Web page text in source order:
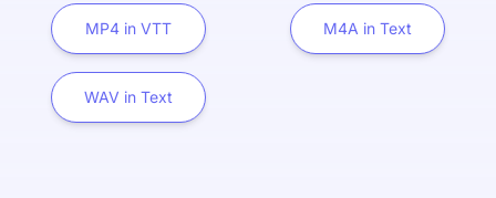
MP4 in VTT M4A in Text
WAV in Text